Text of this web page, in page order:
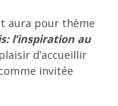
aura pour thème
l’inspiration au
d’accueillir
invitée